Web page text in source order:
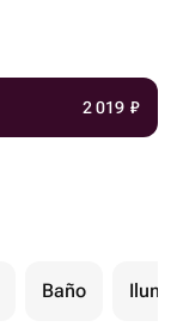
2 019 ₽
Baño